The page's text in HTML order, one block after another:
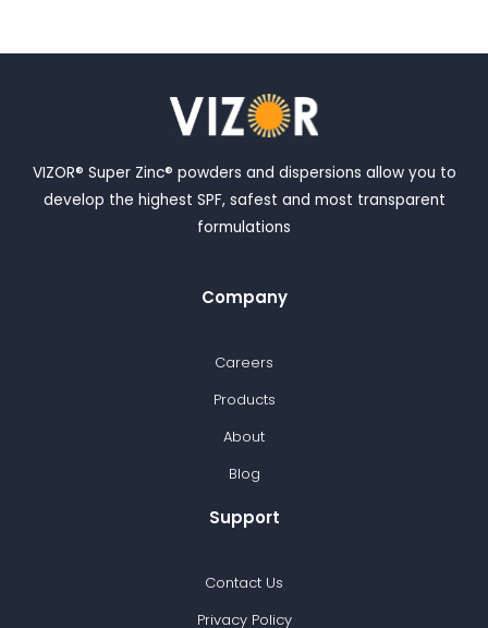
VIZOR® Super Zinc® powders and dispersions allow you to
develop the highest SPF, safest and most transparent
formulations
Company
Careers
Products
About
Blog
Support
Contact Us
Privacy Policy